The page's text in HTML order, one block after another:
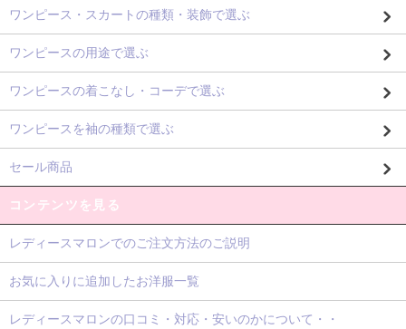
ワンピース・スカートの種類・装飾で選ぶ
ワンピースの用途で選ぶ
ワンピースの着こなし・コーデで選ぶ
ワンピースを袖の種類で選ぶ
セール商品
コンテンツを見る
レディースマロンでのご注文方法のご説明
お気に入りに追加したお洋服一覧
レディースマロンの口コミ・対応・安いのかについて・・